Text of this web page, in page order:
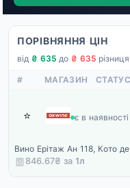
ПОРІВНЯННЯ ЦІН
від ₴ 635·до ₴ 635·різниця
# МАГАЗИН СТАТУС
⭐ Okwine
є в наявності
846.67₴ за 1л